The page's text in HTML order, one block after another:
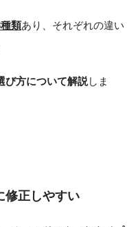
類あり、それぞれの違い
び方について解説しま
修正しやすい